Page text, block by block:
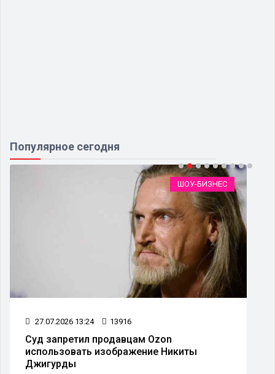
Популярное сегодня
ШОУ-БИЗНЕС
27.07.2026 13:24 13916
Суд запретил продавцам Ozon
использовать изображение Никиты
Джигурды